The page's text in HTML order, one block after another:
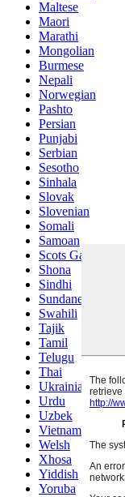
Maltese
Maori
Marathi
Mongolian
Burmese
Nepali
Norwegian
Pashto
Persian
Punjabi
Serbian
Sesotho
Sinhala
Slovak
Slovenian
Somali
Samoan
Scots Gaelic
Shona
Sindhi
Sundanese
Swahili
Tajik
Tamil
Telugu
Thai
Ukrainian
Urdu
Uzbek
Vietnamese
Welsh
Xhosa
Yiddish
Yoruba